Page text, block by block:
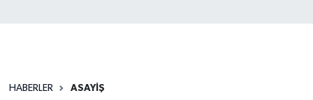
HABERLER ASAYİŞ